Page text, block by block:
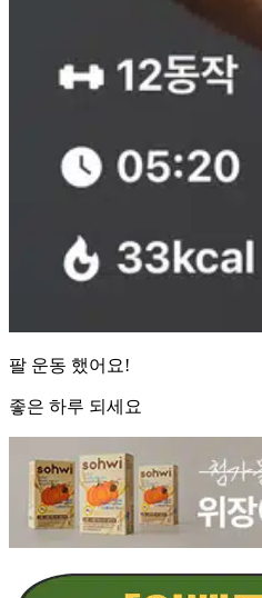
팔 운동 했어요!
좋은 하루 되세요